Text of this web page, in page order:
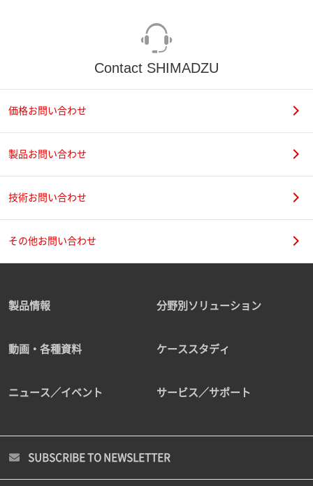
Contact SHIMADZU
価格お問い合わせ
製品お問い合わせ
技術お問い合わせ
その他お問い合わせ
製品情報 分野別ソリューション
動画・各種資料 ケーススタディ
ニュース／イベント サービス／サポート
SUBSCRIBE TO NEWSLETTER